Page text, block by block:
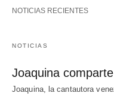
NOTICIAS RECIENTES
NOTICIAS
Joaquina comparte
Joaquina, la cantautora